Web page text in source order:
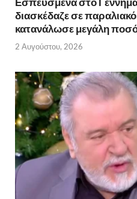
διασκέδαζε σε
κατανάλωσε μεγάλη
2 Αυγούστου, 2026